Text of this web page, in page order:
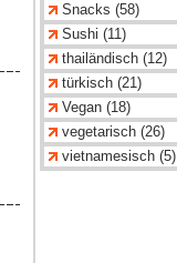
Snacks (58)
Sushi (11)
thailändisch (12)
türkisch (21)
Vegan (18)
vegetarisch (26)
vietnamesisch (5)